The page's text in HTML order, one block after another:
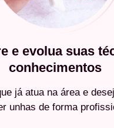
e evolua suas
conhecimentos
já atua na área e
unhas de forma